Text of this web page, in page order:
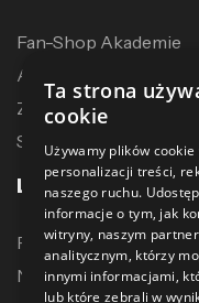
Fan-Shop Akademie
Akcesoria treningowe
Zostań dystrybutorem
Sublimacja
LINKI
Promocje
Nowe produkty
Ta strona
cookie
Używamy plików cookie
personalizacji treści,
naszego ruchu.
informacje o tym, jak
witryny, naszym
analitycznym, którzy
innymi informacjami,
lub które zebrali w